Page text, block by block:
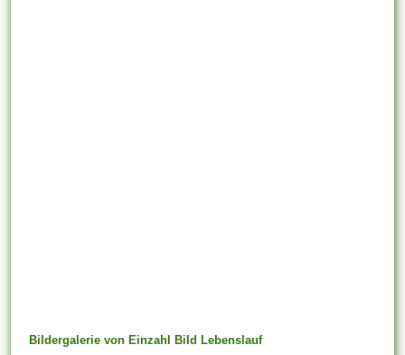
Bildergalerie von Einzahl Bild Lebenslauf